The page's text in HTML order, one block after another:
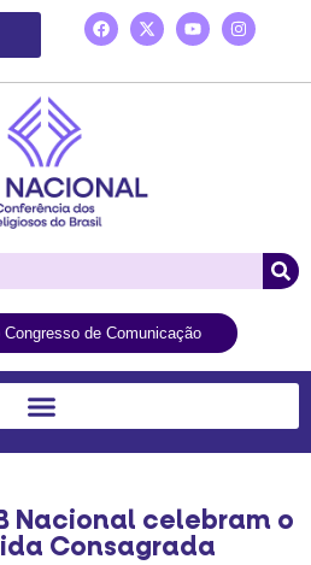
de Comunicação
Nacional celebram o
Consagrada